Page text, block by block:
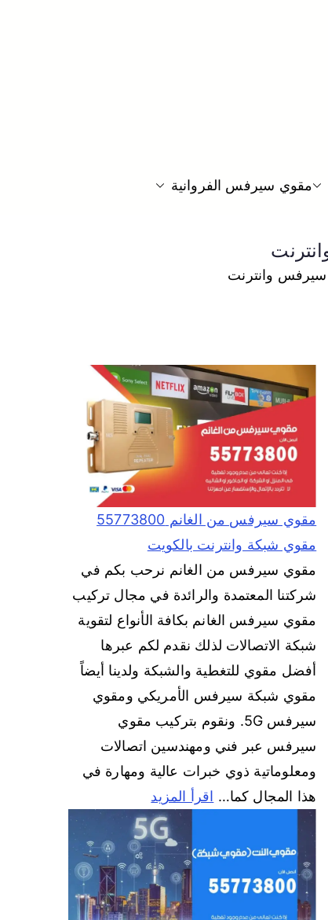
مقوي سيرفس الفروانية
مقوي سيرفس من الغانم 55773800
مقوي شبكة وانترنت بالكويت
مقوي سيرفس من الغانم نرحب بكم في
شركتنا المعتمدة والرائدة في مجال تركيب
مقوي سيرفس الغانم بكافة الأنواع لتقوية
شبكة الاتصالات لذلك نقدم لكم عبرها
أفضل مقوي للتغطية والشبكة ولدينا أيضاً
مقوي شبكة سيرفس الأمريكي ومقوي
سيرفس 5G. ونقوم بتركيب مقوي
سيرفس عبر فني ومهندسين اتصالات
ومعلوماتية ذوي خبرات عالية ومهارة في
هذا المجال كما… اقرأ المزيد